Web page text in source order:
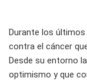
Durante los últimos
contra el cáncer
Desde su entorno
optimismo y que